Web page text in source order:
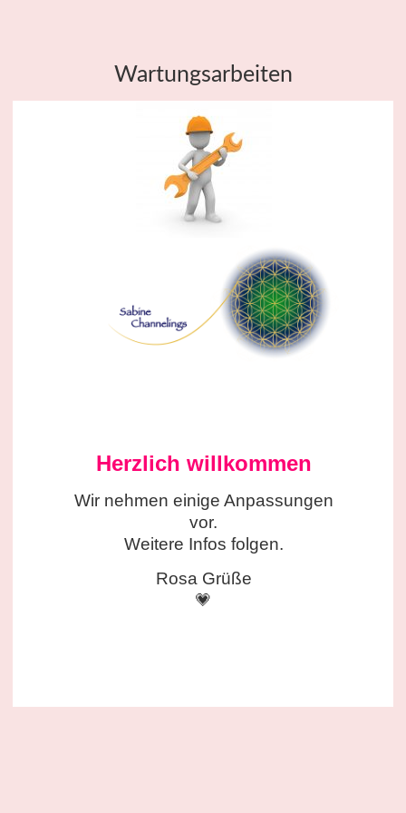
Wartungsarbeiten
Herzlich willkommen
Wir nehmen einige Anpassungen
vor.
Weitere Infos folgen.
Rosa Grüße
💗